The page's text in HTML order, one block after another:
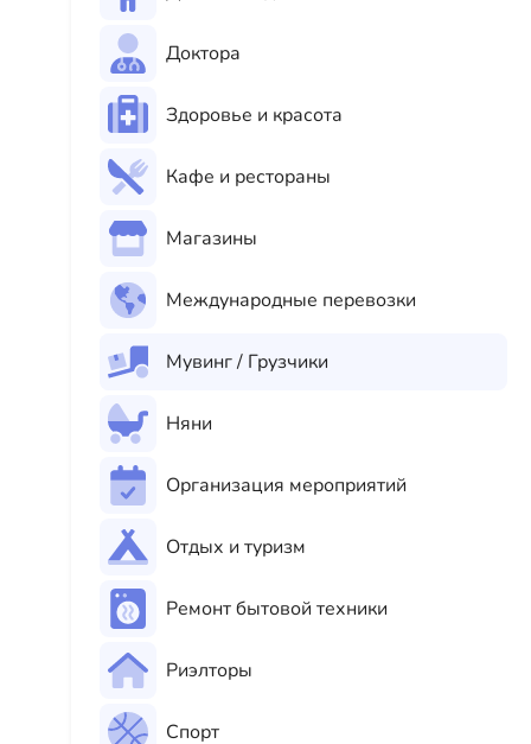
Доктора
Здоровье и красота
Кафе и рестораны
Магазины
Международные перевозки
Мувинг / Грузчики
Няни
Организация мероприятий
Отдых и туризм
Ремонт бытовой техники
Риэлторы
Спорт